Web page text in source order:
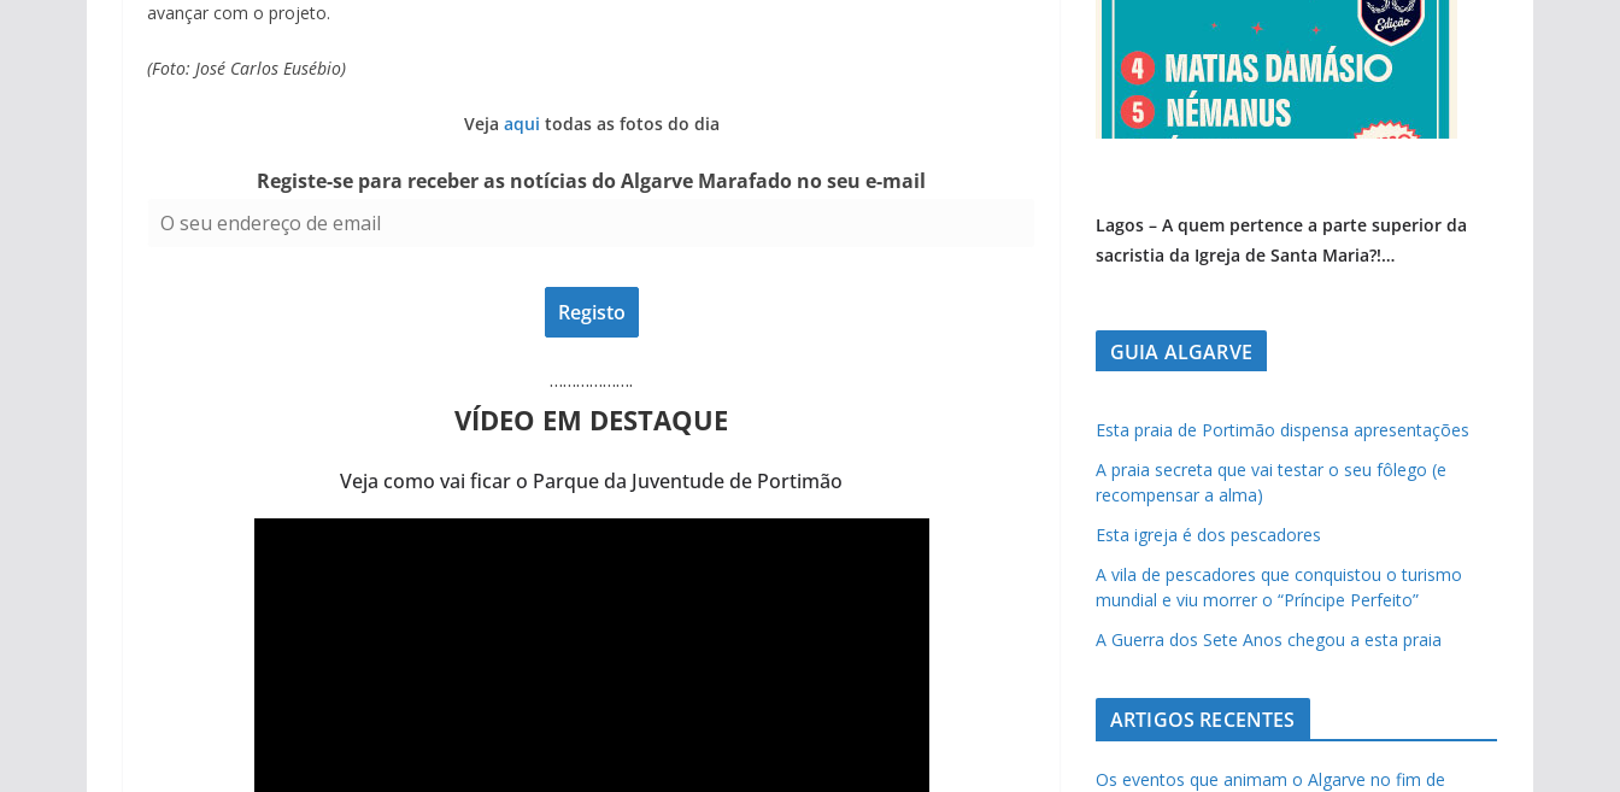
avançar com o projeto.
(Foto: José Carlos Eusébio)
Veja aqui todas as fotos do dia
Registe-se para receber as notícias do Algarve Marafado no seu e-mail
……………….
VÍDEO EM DESTAQUE
Veja como vai ficar o Parque da Juventude de Portimão
pub
Lagos – A quem pertence a parte superior da
sacristia da Igreja de Santa Maria?!…
GUIA ALGARVE
Esta praia de Portimão dispensa apresentações
A praia secreta que vai testar o seu fôlego (e
recompensar a alma)
Esta igreja é dos pescadores
A vila de pescadores que conquistou o turismo
mundial e viu morrer o “Príncipe Perfeito”
A Guerra dos Sete Anos chegou a esta praia
ARTIGOS RECENTES
Os eventos que animam o Algarve no fim de